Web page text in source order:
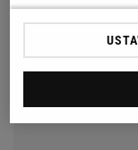
Przepis dla 1
Dieta: wegańska